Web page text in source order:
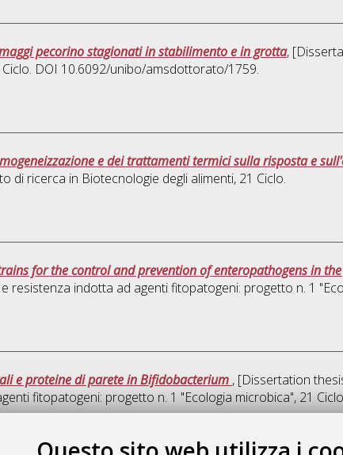
pecorino stagionati in stabilimento e in grotta,
Ciclo. DOI 10.6092/unibo/amsdottorato/1759.
e dei trattamenti termici sulla risposta e
di ricerca in Biotecnologie degli alimenti, 21 Ciclo.
for the control and prevention of enteropathogens in
resistenza indotta ad agenti fitopatogeni: progetto n. 1
e proteine di parete in Bifidobacterium , [Dissertation
fitopatogeni: progetto n. 1 "Ecologia microbica", 21